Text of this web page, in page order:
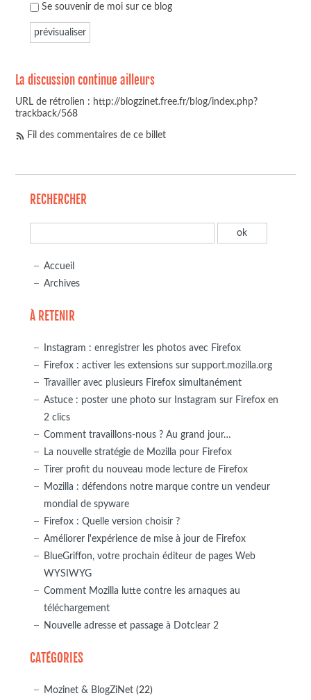
Se souvenir de moi sur ce blog
La discussion continue ailleurs
URL de rétrolien : http://blogzinet.free.fr/blog/index.php?
trackback/568
Fil des commentaires de ce billet
RECHERCHER
Accueil
Archives
À RETENIR
Instagram : enregistrer les photos avec Firefox
Firefox : activer les extensions sur support.mozilla.org
Travailler avec plusieurs Firefox simultanément
Astuce : poster une photo sur Instagram sur Firefox en
2 clics
Comment travaillons-nous ? Au grand jour…
La nouvelle stratégie de Mozilla pour Firefox
Tirer profit du nouveau mode lecture de Firefox
Mozilla : défendons notre marque contre un vendeur
mondial de spyware
Firefox : Quelle version choisir ?
Améliorer l'expérience de mise à jour de Firefox
BlueGriffon, votre prochain éditeur de pages Web
WYSIWYG
Comment Mozilla lutte contre les arnaques au
téléchargement
Nouvelle adresse et passage à Dotclear 2
CATÉGORIES
Mozinet & BlogZiNet (22)